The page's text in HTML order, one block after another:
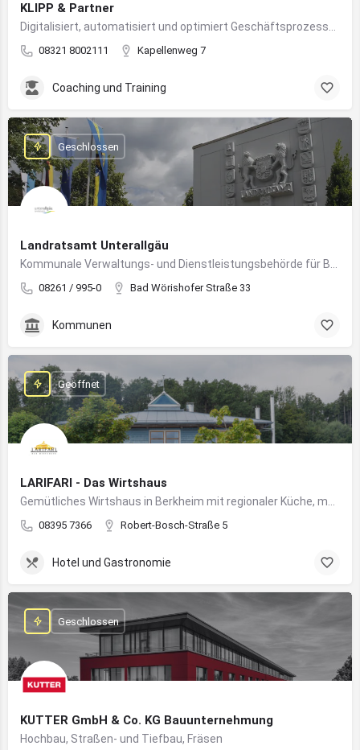
KLIPP & Partner
08321 8002111 Kapellenweg 7
Coaching und Training
Landratsamt Unterallgäu
08261 / 995-0 Bad Wörishofer Straße 33
Geschlossen
Kommunen
LARIFARI - Das Wirtshaus
08395 7366 Robert-Bosch-Straße 5
Geöffnet
Hotel und Gastronomie
KUTTER GmbH & Co. KG Bauunternehmung
Hochbau, Straßen- und Tiefbau, Fräsen
Geschlossen